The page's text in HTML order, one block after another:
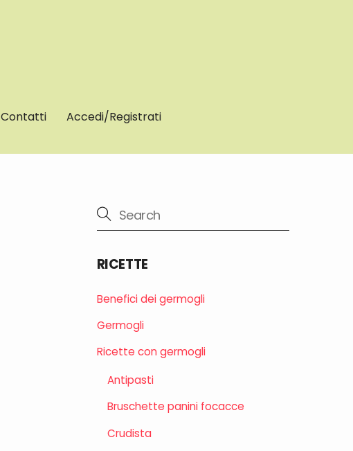
Contatti Accedi/Registrati
RICETTE
Benefici dei germogli
Germogli
Ricette con germogli
Antipasti
Bruschette panini focacce
Crudista